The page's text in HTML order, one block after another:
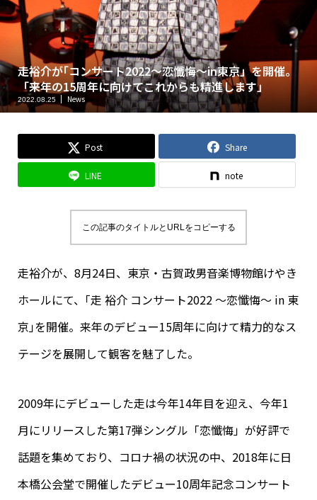
走裕介が｢コンサート2022～恋懺悔～in東京」を開催。
「来年の15周年に向けてこれからも精進します」
2022.08.25 News
Post Share
LINE note
この記事のタイトルとURLをコピーする
走裕介が、8月24日、東京・古賀政男音楽博物館けやき
ホールにて、｢走 裕介 コンサート2022 ～恋懺悔～ in 東
京｣を開催。来年のデビュー15周年に向けて精力的なス
テージを展開して観客を魅了した。
2009年にデビューした走は今年14年目を迎え、今年1
月にリリースした第17弾シングル「恋懺悔」が好評で
話題を集めており、コロナ禍の状況の中、2018年に日
本橋公会堂で開催したデビュー10周年記念コンサート